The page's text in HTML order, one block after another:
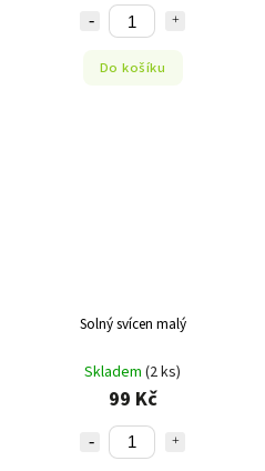
Do košíku
Solný svícen malý
Skladem (2 ks)
99 Kč